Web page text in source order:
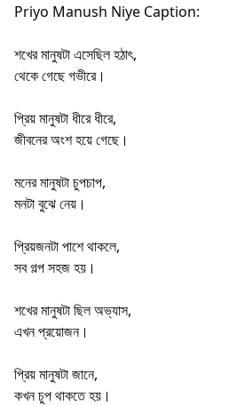
Priyo Manush Niye Caption:
শখের মানুষটা এসেছিল হঠাৎ,
থেকে গেছে গভীরে।
প্রিয় মানুষটা ধীরে ধীরে,
জীবনের অংশ হয়ে গেছে।
মনের মানুষটা চুপচাপ,
মনটা বুঝে নেয়।
প্রিয়জনটা পাশে থাকলে,
সব গল্প সহজ হয়।
শখের মানুষটা ছিল অভ্যাস,
এখন প্রয়োজন।
প্রিয় মানুষটা জানে,
কখন চুপ থাকতে হয়।